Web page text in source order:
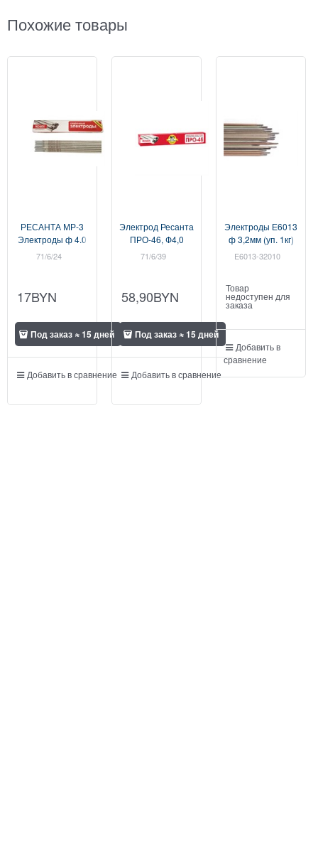
Похожие товары
РЕСАНТА МР-3
Электроды ф 4.0
мм (уп.1кг.)
71/6/24
17BYN
Под заказ ≈ 15 дней
Добавить в сравнение
Электрод Ресанта
ПРО-46, Ф4,0
Пачка 3кг
71/6/39
58,90BYN
Под заказ ≈ 15 дней
Добавить в сравнение
Электроды Е6013
ф 3,2мм (уп. 1кг)
(аналог МР-3)
E6013-32010
Товар
недоступен для
заказа
Добавить в
сравнение